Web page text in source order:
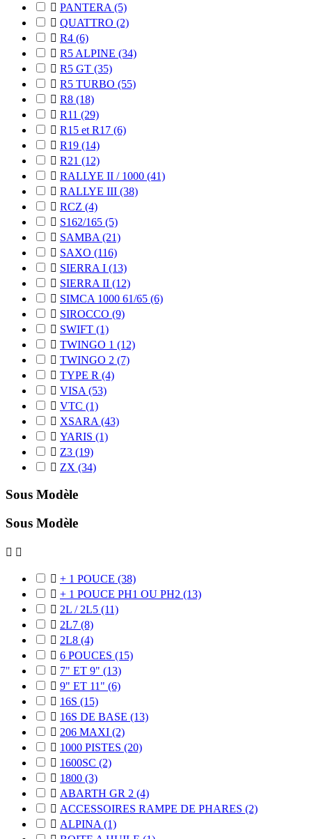
 PANTERA (5)
 QUATTRO (2)
 R4 (6)
 R5 ALPINE (34)
 R5 GT (35)
 R5 TURBO (55)
 R8 (18)
 R11 (29)
 R15 et R17 (6)
 R19 (14)
 R21 (12)
 RALLYE II / 1000 (41)
 RALLYE III (38)
 RCZ (4)
 S162/165 (5)
 SAMBA (21)
 SAXO (116)
 SIERRA I (13)
 SIERRA II (12)
 SIMCA 1000 61/65 (6)
 SIROCCO (9)
 SWIFT (1)
 TWINGO 1 (12)
 TWINGO 2 (7)
 TYPE R (4)
 VISA (53)
 VTC (1)
 XSARA (43)
 YARIS (1)
 Z3 (19)
 ZX (34)
Sous Modèle
Sous Modèle
 
 + 1 POUCE (38)
 + 1 POUCE PH1 OU PH2 (13)
 2L / 2L5 (11)
 2L7 (8)
 2L8 (4)
 6 POUCES (15)
 7" ET 9" (13)
 9" ET 11" (6)
 16S (15)
 16S DE BASE (13)
 206 MAXI (2)
 1000 PISTES (20)
 1600SC (2)
 1800 (3)
 ABARTH GR 2 (4)
 ACCESSOIRES RAMPE DE PHARES (2)
 ALPINA (1)